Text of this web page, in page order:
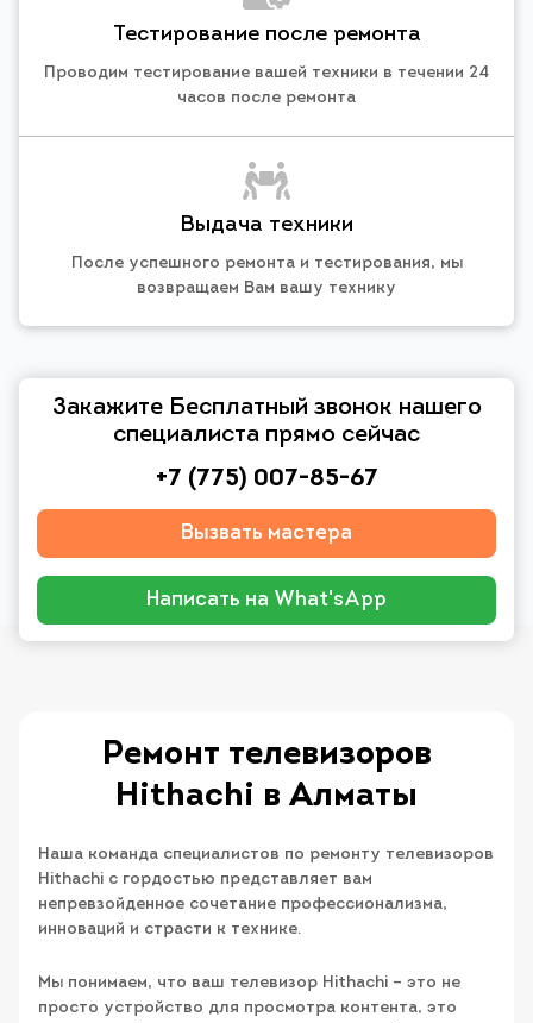
Тестирование после ремонта
Проводим тестирование вашей техники в течении 24
часов после ремонта
Выдача техники
После успешного ремонта и тестирования, мы
возвращаем Вам вашу технику
Закажите Бесплатный звонок нашего
специалиста прямо сейчас
+7 (775) 007-85-67
Вызвать мастера
Написать на What'sApp
Ремонт телевизоров
Hithachi в Алматы
Наша команда специалистов по ремонту телевизоров
Hithachi с гордостью представляет вам
непревзойденное сочетание профессионализма,
инноваций и страсти к технике.
Мы понимаем, что ваш телевизор Hithachi – это не
просто устройство для просмотра контента, это